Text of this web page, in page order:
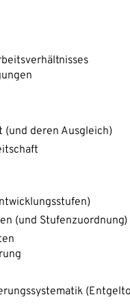
deren Ausgleich)
(und Stufenzuordnung)